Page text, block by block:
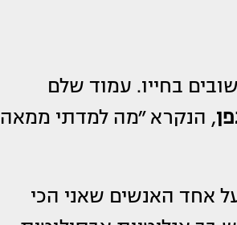
בחייו. עמוד שלם
, הנקרא ״מה למדתי ממאה
אחד האנשים שאני הכי